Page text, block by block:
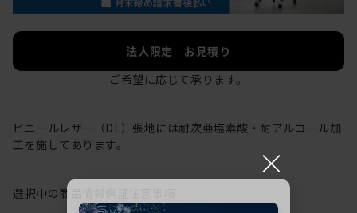
法人限定 お見積り
ご希望に応じて承ります。
ビニールレザー（DL）張地には耐次亜塩素酸・耐アルコール加
工を施してあります。
選択中の商品情報
×